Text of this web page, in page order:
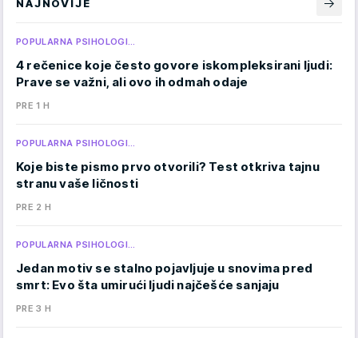
NAJNOVIJE
POPULARNA PSIHOLOGI…
4 rečenice koje često govore iskompleksirani ljudi:
Prave se važni, ali ovo ih odmah odaje
PRE 1 H
POPULARNA PSIHOLOGI…
Koje biste pismo prvo otvorili? Test otkriva tajnu
stranu vaše ličnosti
PRE 2 H
POPULARNA PSIHOLOGI…
Jedan motiv se stalno pojavljuje u snovima pred
smrt: Evo šta umirući ljudi najčešće sanjaju
PRE 3 H